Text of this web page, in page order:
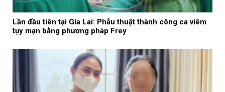
Lần đầu tiên tại Gia Lai: Phẫu thuật thành công ca viêm
tụy mạn bằng phương pháp Frey